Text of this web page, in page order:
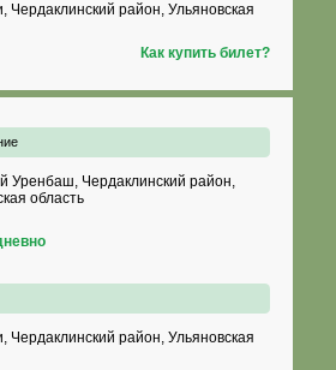
Чердаклинский район, Ульяновская
Как купить билет?
Уренбаш, Чердаклинский район,
область
Чердаклинский район, Ульяновская